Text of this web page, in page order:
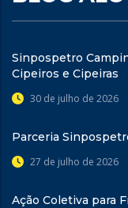
Sinpospetro
Cipeiros e Cipeiras
30 de julho de 2026
Parceria
27 de julho de 2026
Ação Coletiva para